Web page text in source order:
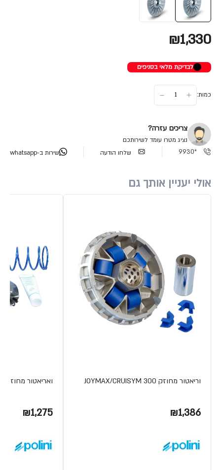
₪1,330
לבדיקת מלאי בסניפים
כמות:
צריכים עזרה?
נציג מטרו עומד לשירותכם
*9930
שלחו הודעה שירות ב-whatsapp
אולי יעניין אותך גם
וריאטור מחוזק JOYMAX/CRUISYM 300
₪1,386
ואריאטור מחוזק JR200 מודל 03-09
₪1,275